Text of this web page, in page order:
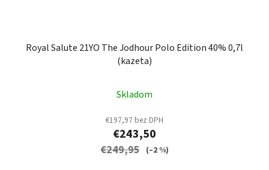
Royal Salute 21YO The Jodhour Polo Edition 40% 0,7l
(kazeta)
Skladom
€197,97 bez DPH
€243,50
€249,95 (–2 %)